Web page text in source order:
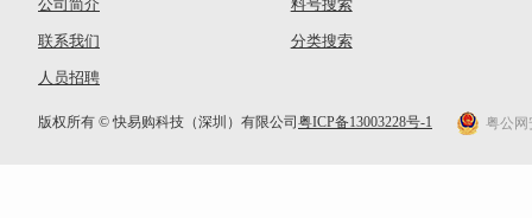
公司简介
联系我们
人员招聘
料号搜索
分类搜索
版权所有 © 快易购科技（深圳）有限公司 粤ICP备13003228号-1 粤公网